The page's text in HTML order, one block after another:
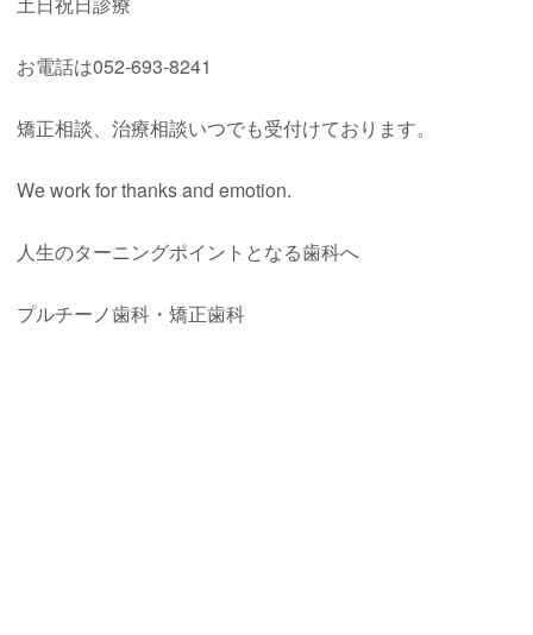
お電話は052-693-8241
矯正相談、治療相談いつでも受付けております。
We work for thanks and emotion.
人生のターニングポイントとなる歯科へ
プルチーノ歯科・矯正歯科